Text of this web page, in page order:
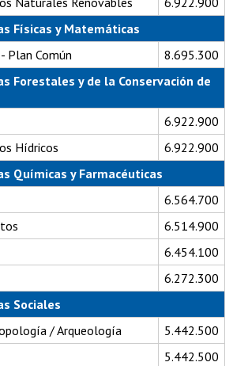
Físicas y Matemáticas
Plan Común
8.695.300
Forestales y de la Conservación de
6.922.900
Hídricos
6.922.900
Químicas y Farmacéuticas
6.564.700
6.514.900
6.454.100
6.272.300
Sociales
/ Arqueología
5.442.500
5.442.500